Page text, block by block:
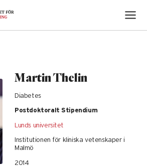
Martin Thelin
Diabetes
Postdoktoralt Stipendium
Lunds universitet
Institutionen för kliniska vetenskaper i
Malmö
2014